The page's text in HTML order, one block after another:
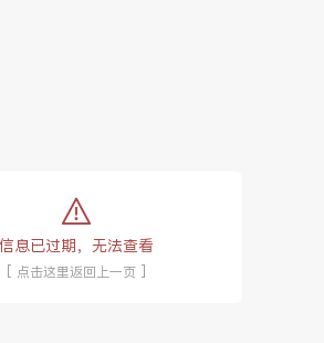
tip:
信息已过期，无法查看
[ 点击这里返回上一页 ]